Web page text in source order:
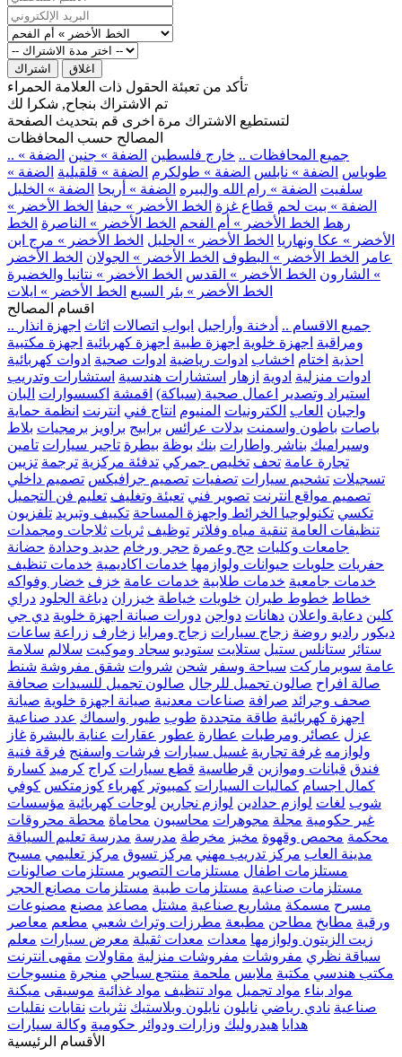
اشتراك اغلاق
تأكد من تعبئة الحقول ذات العلامة الحمراء
تم الاشتراك بنجاح, شكرا لك
لتستطيع الاشتراك مرة اخرى قم بتحديث الصفحة
المصالح حسب المحافظات
.. جميع المحافظات .. خارج فلسطين الضفة » جنين الضفة »
طوباس الضفة » نابلس الضفة » طولكرم الضفة » قلقيلية الضفة »
سلفيت الضفة » رام الله والبيره الضفة » أريحا الضفة » الخليل
الضفة » بيت لحم قطاع غزة الخط الأخضر » حيفا الخط الأخضر »
رهط الخط الأخضر » أم الفحم الخط الأخضر » الناصرة الخط
الأخضر » عكا ونهاريا الخط الأخضر » الجليل الخط الأخضر » مرج ابن
عامر
الخط الأخضر » البطوف الخط الأخضر » الجولان الخط الأخضر
» الشارون الخط الأخضر » القدس الخط الأخضر » نتانيا والخضيرة
الخط الأخضر » بئر السبع الخط الأخضر » ايلات
اقسام المصالح
.. جميع الاقسام .. أدخنة وأراجيل ابواب اتصالات اثاث اجهزة انذار
ومراقبة اجهزة خلوية اجهزة طبية اجهزة كهربائية اجهزة مكتبية
احذية اختام اخشاب ادوات رياضية ادوات صحية ادوات كهربائية
ادوات منزلية ادوية ازهار استشارات هندسية استشارات وتدريب
استيراد وتصدير
اعمال صحية (سباكة) اقمشة اكسسوارات البان
واجبان العاب الكترونيات المنيوم انتاج فني انترنت انظمة حماية
باصات باطون واسمنت بدلات عرائس برابيج براويز برمجيات بلاط
وسيراميك بناشر واطارات بنك بوظة بيطرة تاجير سيارات تامين
تجارة عامة تحف تخليص جمركي تدفئة مركزية ترجمة تزيين
تسجيلات تشحيم سيارات تصفيات تصميم جرافيكس تصميم داخلي
تصميم مواقع انترنت تصوير فني تعبئة وتغليف تعليم فن التجميل
تكسي تكنولوجيا الخرائط واجهزة المساحة تكييف وتبريد تلفزيون
تنظيفات العامة تنقية مياه وفلاتر توظيف ثريات ثلاجات ومجمدات
جامعات وكليات حج وعمرة حجر ورخام حديد وحدادة حضانة
حفريات حلويات حيوانات ولوازمها خدمات اكاديمية خدمات تنظيف
خدمات جامعية خدمات طلابية خدمات عامة خزف خضار وفواكه
خطاط خطوط طيران خلويات خياطة خيزران دباغة الجلود دراي
كلين دعاية واعلان دهانات دواجن دورات صيانة اجهزة خلوية دي جي
ديكور راديو روضة زجاج سيارات زجاج ومرايا زخارف زراعة ساعات
ستائر ستانلس ستيل ستلايت ستوديو سجاد وموكيت سلالم سلامة
عامة سوبرماركت سياحة وسفر شحن شروات شقق مفروشة شنط
صالة افراح صالون تجميل للرجال صالون تجميل للسيدات صحافة
صحف وجرائد صرافة صناعات معدنية صيانة اجهزة خلوية صيانة
اجهزة كهربائية طاقة متجددة طوب طيور واسماك عدد صناعية
عزل عصائر ومرطبات عطارة عطور عقارات عناية بالبشرة غاز
ولوازمه غرفة تجارية غسيل سيارات فرشات واسفنج فرقة فنية
فندق قبانات وموازين قرطاسية قطع سيارات كراج كرميد كسارة
كمال اجسام كماليات السيارات كمبيوتر كهرباء كوزمتكس كوفي
شوب لغات لوازم حدادين لوازم نجارين لوحات كهربائية مؤسسات
غير حكومية مجلة مجوهرات محاسبون محاماة محطة محروقات
محكمة محمص وقهوة مخبز مخرطة مدرسة مدرسة تعليم السياقة
مدينة العاب مركز تدريب مهني مركز تسوق مركز تعليمي مسبح
مستلزمات اطفال مستلزمات التصوير مستلزمات صالونات
مستلزمات صناعية مستلزمات طبية مستلزمات مصانع الحجر
مسرح مسمكة مشاريع صناعية مشتل مصاعد مصنع مصنوعات
ورقية مطابخ مطاحن مطبعة مطرزات وتراث شعبي مطعم معاصر
زيت الزيتون ولوازمها معدات معدات ثقيلة معرض سيارات معلم
سياقة نظري مفروشات مفروشات منزلية مقاولات مقهى انترنت
مكتب هندسي مكتبة ملابس ملحمة منتجع سياحي منجرة منسوجات
مواد بناء مواد تجميل مواد تنظيف مواد غذائية موسيقى ميكنة
صناعية نادي رياضي نايلون نايلون وبلاستيك نثريات نقابات نقليات
هدايا هيدروليك وزارات ودوائر حكومية وكالة سيارات
الأقسام الرئيسية